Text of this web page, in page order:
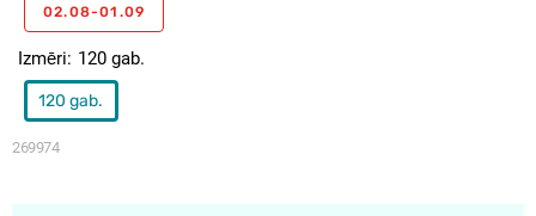
269974
Izmēri 120 gab.
120 gab.
02.08-01.09